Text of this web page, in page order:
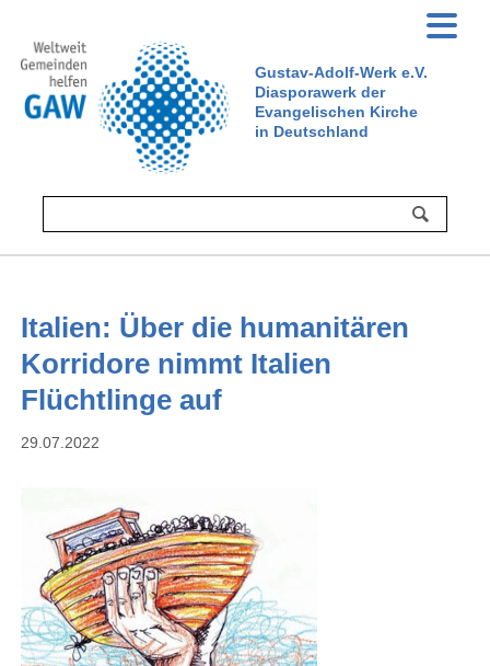
Gustav-Adolf-Werk e.V.
Diasporawerk der
Evangelischen Kirche
in Deutschland
Italien: Über die humanitären
Korridore nimmt Italien
Flüchtlinge auf
29.07.2022